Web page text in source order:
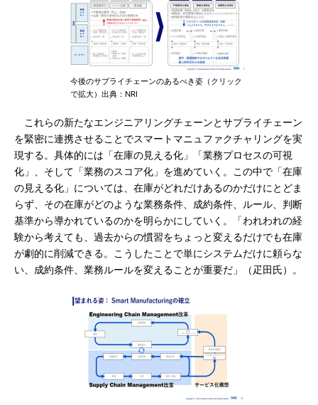
今後のサプライチェーンのあるべき姿（クリック
で拡大）出典：NRI
これらの新たなエンジニアリングチェーンとサプライチェーン
を緊密に連携させることでスマートマニュファクチャリングを実
現する。具体的には「在庫の見える化」「業務プロセスの可視
化」、そして「業務のスコア化」を進めていく。この中で「在庫
の見える化」については、在庫がどれだけあるのかだけにとどま
らず、その在庫がどのような業務条件、成約条件、ルール、判断
基準から導かれているのかを明らかにしていく。「われわれの経
験から考えても、過去からの慣習をちょっと変えるだけでも在庫
が劇的に削減できる。こうしたことで単にシステムだけに頼らな
い、成約条件、業務ルールを変えることが重要だ」（疋田氏）。